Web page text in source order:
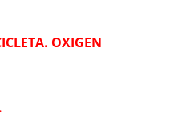
OXIGEN